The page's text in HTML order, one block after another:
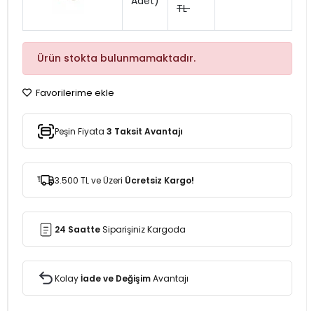
TL
Ürün stokta bulunmamaktadır.
Favorilerime ekle
Peşin Fiyata 3 Taksit Avantajı
3.500 TL ve Üzeri Ücretsiz Kargo!
24 SaatteSiparişiniz Kargoda
Kolayİade ve DeğişimAvantajı